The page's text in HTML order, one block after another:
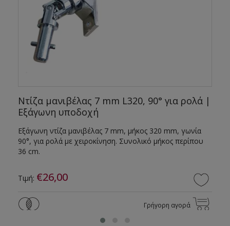
Ντίζα μανιβέλας 7 mm L320, 90° για ρολά |
Εξάγωνη υποδοχή
Εξάγωνη ντίζα μανιβέλας 7 mm, μήκος 320 mm, γωνία
90°, για ρολά με χειροκίνηση. Συνολικό μήκος περίπου
36 cm.
Τιμή: €26,00
Γρήγορη αγορά